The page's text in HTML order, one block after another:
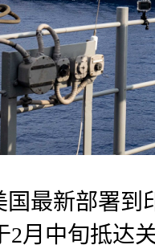
国最新部署
2月中旬抵达